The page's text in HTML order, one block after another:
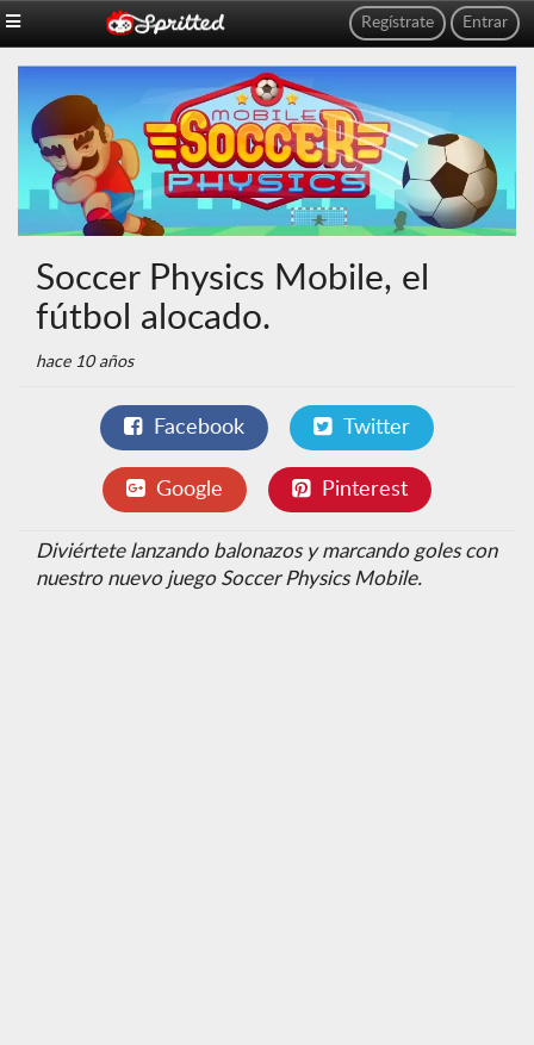
Entrar
Regístrate
Soccer Physics Mobile, el
fútbol alocado.
hace 10 años
Facebook Twitter
Google Pinterest
Diviértete lanzando balonazos y marcando goles con
nuestro nuevo juego Soccer Physics Mobile.